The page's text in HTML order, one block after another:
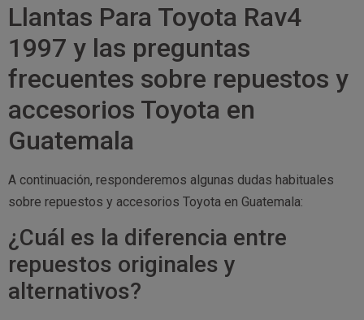
Llantas Para Toyota Rav4
1997 y las preguntas
frecuentes sobre repuestos y
accesorios Toyota en
Guatemala
A continuación, responderemos algunas dudas habituales
sobre repuestos y accesorios Toyota en Guatemala:
¿Cuál es la diferencia entre
repuestos originales y
alternativos?